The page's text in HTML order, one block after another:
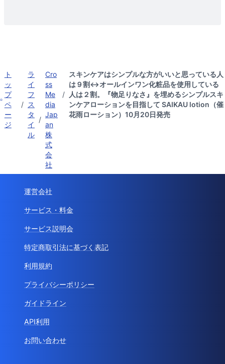
ト
ッ
プ
ペ
ー
ジ
/
ラ
イ
フ
ス
タ
イ
ル
/
Cro
ss
Me
dia
Jap
an
株
式
会
社
/
スキンケアはシンプルな方がいいと思っている人
は９割↔︎オールインワン化粧品を使用している
人は２割。『物足りなさ』を埋めるシンプルスキ
ンケアローションを目指して SAIKAU lotion（催
花雨ローション）10月20日発売
運営会社
サービス・料金
サービス説明会
特定商取引法に基づく表記
利用規約
プライバシーポリシー
ガイドライン
API利用
お問い合わせ